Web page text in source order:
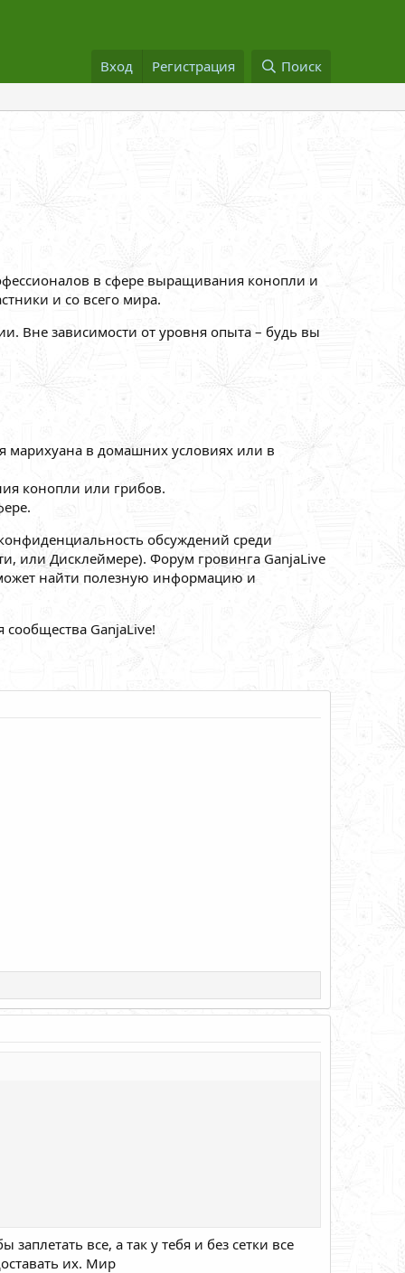
Вход Регистрация Поиск
в сфере выращивания конопли и
и со всего мира.
Вне зависимости от уровня опыта – будь вы
марихуана в домашних условиях или в
конопли или грибов.
обсуждений среди
или Дисклеймере). Форум гровинга GanjaLive
найти полезную информацию и
GanjaLive!
все, а так у тебя и без сетки все
их. Мир